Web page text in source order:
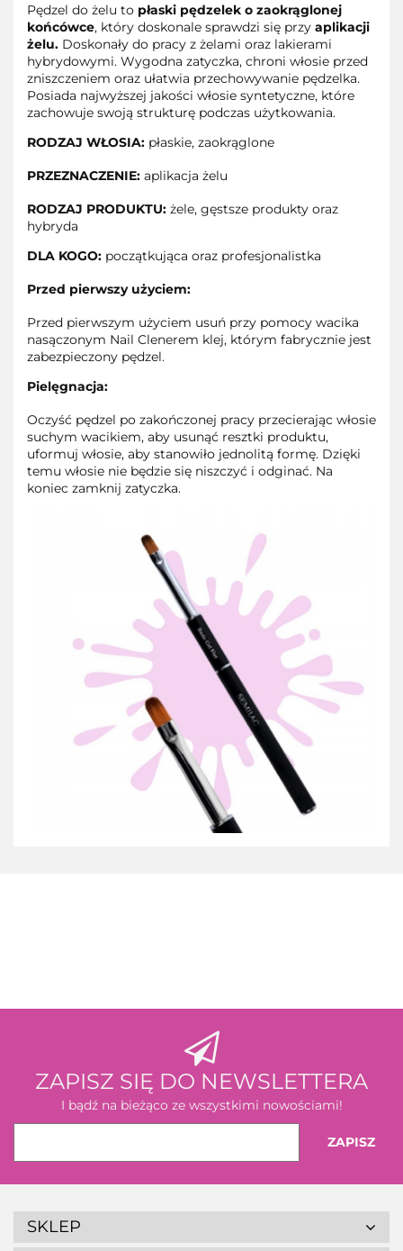
Pędzel do żelu to płaski pędzelek o zaokrąglonej
końcówce, który doskonale sprawdzi się przy aplikacji
żelu. Doskonały do pracy z żelami oraz lakierami
hybrydowymi. Wygodna zatyczka, chroni włosie przed
zniszczeniem oraz ułatwia przechowywanie pędzelka.
Posiada najwyższej jakości włosie syntetyczne, które
zachowuje swoją strukturę podczas użytkowania.
RODZAJ WŁOSIA: płaskie, zaokrąglone
PRZEZNACZENIE: aplikacja żelu
RODZAJ PRODUKTU: żele, gęstsze produkty oraz
hybryda
DLA KOGO: początkująca oraz profesjonalistka
Przed pierwszy użyciem:
Przed pierwszym użyciem usuń przy pomocy wacika
nasączonym Nail Clenerem klej, którym fabrycznie jest
zabezpieczony pędzel.
Pielęgnacja:
Oczyść pędzel po zakończonej pracy przecierając włosie
suchym wacikiem, aby usunąć resztki produktu,
uformuj włosie, aby stanowiło jednolitą formę. Dzięki
temu włosie nie będzie się niszczyć i odginać. Na
koniec zamknij zatyczka.
ZAPISZ SIĘ DO NEWSLETTERA
I bądź na bieżąco ze wszystkimi nowościami!
SKLEP